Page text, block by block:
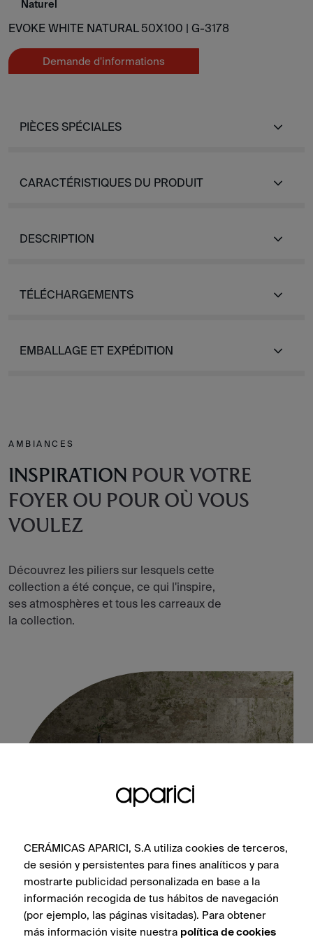
Naturel
EVOKE WHITE NATURAL 50X100 | G-3178
Demande d'informations
PIÈCES SPÉCIALES
CARACTÉRISTIQUES DU PRODUIT
DESCRIPTION
TÉLÉCHARGEMENTS
EMBALLAGE ET EXPÉDITION
AMBIANCES
INSPIRATION POUR VOTRE
FOYER OU POUR OÙ VOUS
VOULEZ
Découvrez les piliers sur lesquels cette
collection a été conçue, ce qui l'inspire,
ses atmosphères et tous les carreaux de
la collection.
Evoke Green Natural 60X120
CERÁMICAS APARICI, S.A utiliza cookies de terceros,
de sesión y persistentes para fines analíticos y para
mostrarte publicidad personalizada en base a la
información recogida de tus hábitos de navegación
(por ejemplo, las páginas visitadas). Para obtener
más información visite nuestra política de cookies